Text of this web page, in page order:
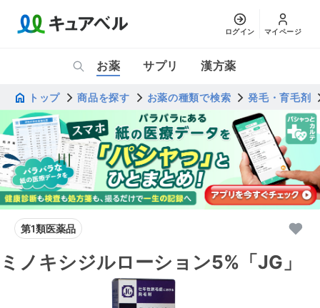
ログイン マイページ
お薬 サプリ 漢方薬
トップ 商品を探す お薬の種類で検索 発毛・育毛剤
第1類医薬品
ミノキシジルローション5%「JG」